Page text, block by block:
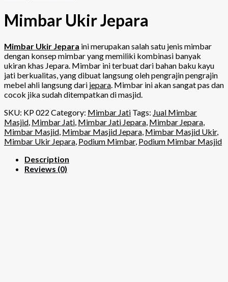
Mimbar Ukir Jepara
Mimbar Ukir Jepara ini merupakan salah satu jenis mimbar
dengan konsep mimbar yang memiliki kombinasi banyak
ukiran khas Jepara. Mimbar ini terbuat dari bahan baku kayu
jati berkualitas, yang dibuat langsung oleh pengrajin pengrajin
mebel ahli langsung dari jepara. Mimbar ini akan sangat pas dan
cocok jika sudah ditempatkan di masjid.
SKU: KP 022 Category: Mimbar Jati Tags: Jual Mimbar
Masjid, Mimbar Jati, Mimbar Jati Jepara, Mimbar Jepara,
Mimbar Masjid, Mimbar Masjid Jepara, Mimbar Masjid Ukir,
Mimbar Ukir Jepara, Podium Mimbar, Podium Mimbar Masjid
Description
Reviews (0)